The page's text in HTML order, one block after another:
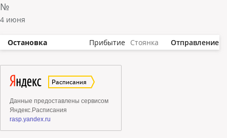
№
4 июня
Остановка Прибытие Стоянка Отправление